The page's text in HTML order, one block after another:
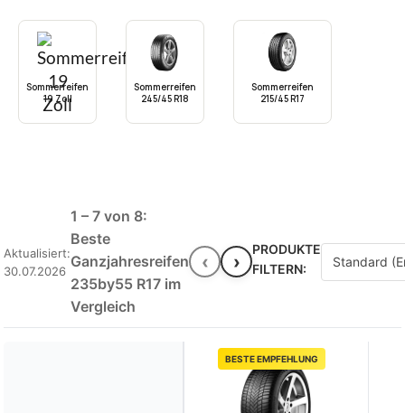
Sommerreifen
19 Zoll
Sommerreifen
245/45 R18
Sommerreifen
215/45 R17
Aktualisiert:
30.07.2026
1 – 7 von 8:
Beste
Ganzjahresreifen
235by55 R17 im
Vergleich
‹ ›
PRODUKTE
FILTERN:
BESTE EMPFEHLUNG